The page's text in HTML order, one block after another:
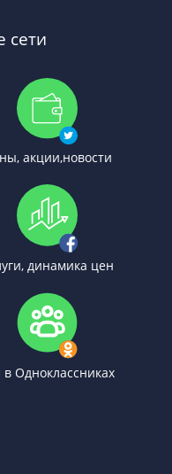
сети
акции,новости
динамика цен
Одноклассниках